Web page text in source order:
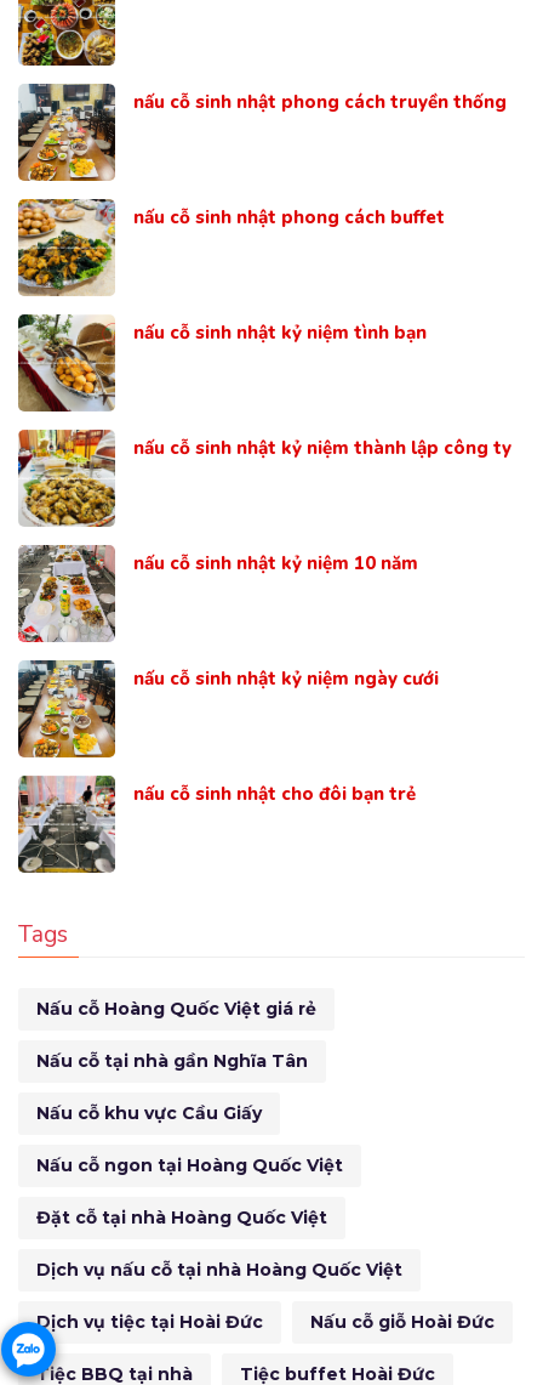
nấu cỗ sinh nhật phong cách truyền thống
nấu cỗ sinh nhật phong cách buffet
nấu cỗ sinh nhật kỷ niệm tình bạn
nấu cỗ sinh nhật kỷ niệm thành lập công ty
nấu cỗ sinh nhật kỷ niệm 10 năm
nấu cỗ sinh nhật kỷ niệm ngày cưới
nấu cỗ sinh nhật cho đôi bạn trẻ
Tags
Nấu cỗ Hoàng Quốc Việt giá rẻ
Nấu cỗ tại nhà gần Nghĩa Tân
Nấu cỗ khu vực Cầu Giấy
Nấu cỗ ngon tại Hoàng Quốc Việt
Đặt cỗ tại nhà Hoàng Quốc Việt
Dịch vụ nấu cỗ tại nhà Hoàng Quốc Việt
Dịch vụ tiệc tại Hoài Đức Nấu cỗ giỗ Hoài Đức
Tiệc BBQ tại nhà Tiệc buffet Hoài Đức